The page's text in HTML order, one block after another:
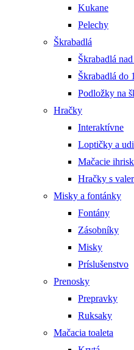
Kukane
Pelechy
Škrabadlá
Škrabadlá
Škrabadlá do
Podložky na
Hračky
Interaktívne
Loptičky a
Mačacie
Hračky s
Misky a fontánky
Fontány
Zásobníky
Misky
Príslušenstvo
Prenosky
Prepravky
Ruksaky
Mačacia toaleta